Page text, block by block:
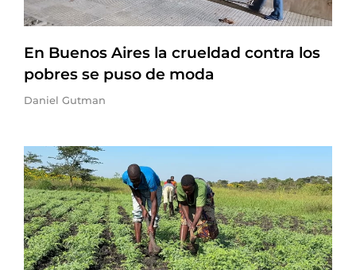
En Buenos Aires la crueldad contra los
pobres se puso de moda
Daniel Gutman